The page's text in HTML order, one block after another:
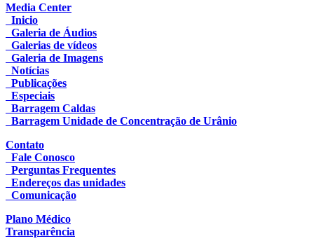
Media Center
Inicio
Galeria de Áudios
Galerias de vídeos
Galeria de Imagens
Notícias
Publicações
Especiais
Barragem Caldas
Barragem Unidade de Concentração de Urânio
Contato
Fale Conosco
Perguntas Frequentes
Endereços das unidades
Comunicação
Plano Médico
Transparência